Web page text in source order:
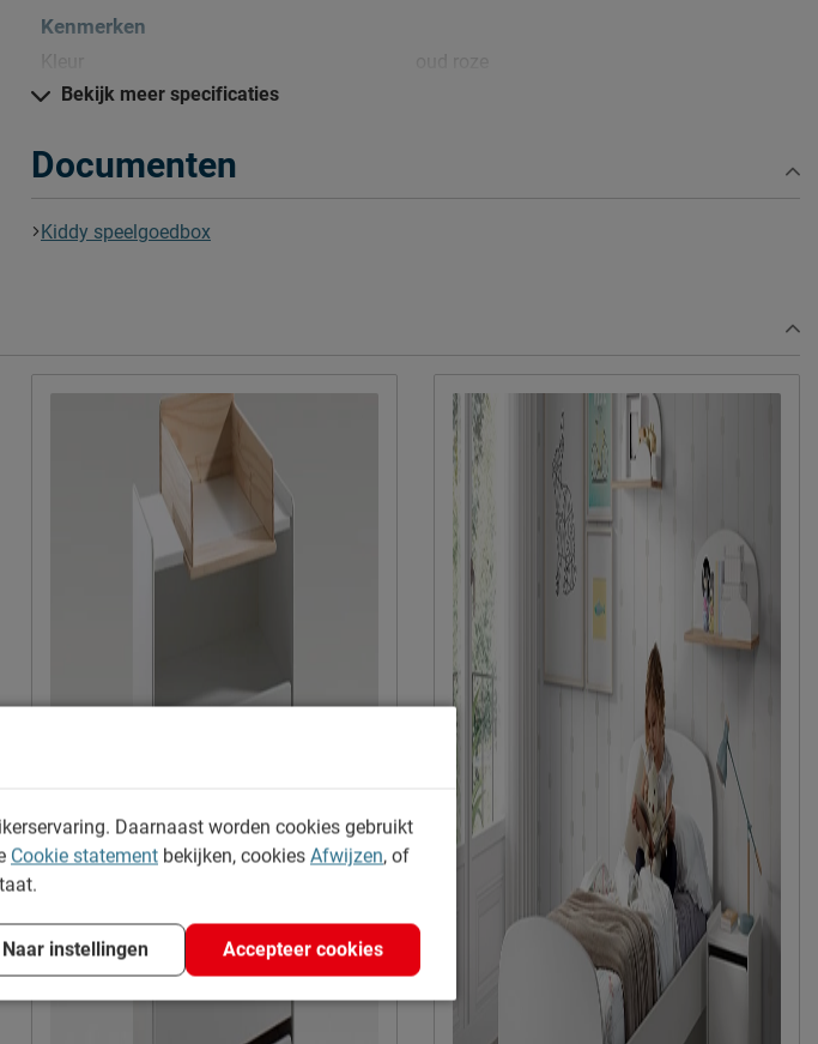
Kenmerken
Kleur
Garantie
Montage
niet inbegrepen
Onderhoud
Meulebeeksestraat 51, 8710, Wielsbeke,
België
sales@vipack.be
Bekijk meer specificaties
Documenten
Kiddy speelgoedbox
Daarnaast worden cookies gebruikt
Cookie statement bekijken, cookies Afwijzen, of
Naar instellingen Accepteer cookies